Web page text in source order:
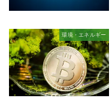
環境・エネルギー